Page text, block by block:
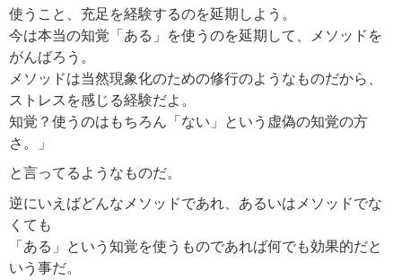
使うこと、充足を経験するのを延期しよう。
今は本当の知覚「ある」を使うのを延期して、メソッドを
がんばろう。
メソッドは当然現象化のための修行のようなものだから、
ストレスを感じる経験だよ。
知覚？使うのはもちろん「ない」という虚偽の知覚の方
さ。」
と言ってるようなものだ。
逆にいえばどんなメソッドであれ、あるいはメソッドでな
くても
「ある」という知覚を使うものであれば何でも効果的だと
いう事だ。